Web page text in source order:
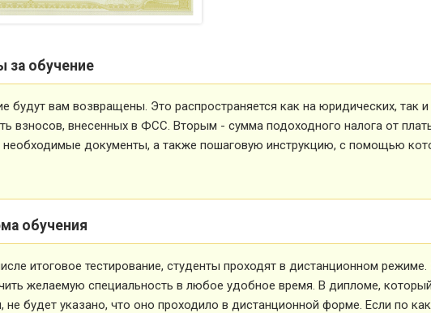
за обучение
будут вам возвращены. Это распространяется как на юридических, так
взносов, внесенных в ФСС. Вторым - сумма подоходного налога от
необходимые документы, а также пошаговую инструкцию, с помощью
обучения
итоговое тестирование, студенты проходят в дистанционном
желаемую специальность в любое удобное время. В дипломе,
не будет указано, что оно проходило в дистанционной форме. Если по